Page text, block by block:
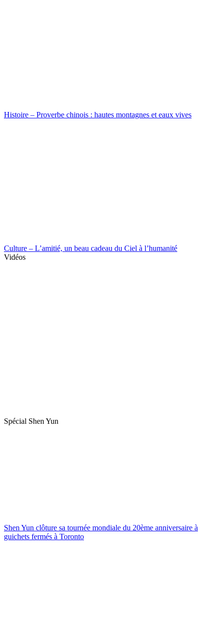
Histoire – Proverbe chinois : hautes montagnes et eaux vives
Culture – L’amitié, un beau cadeau du Ciel à l’humanité
Vidéos
Spécial Shen Yun
Shen Yun clôture sa tournée mondiale du 20ème anniversaire à
guichets fermés à Toronto